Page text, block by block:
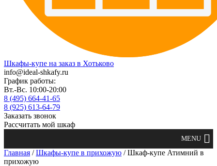
Шкафы-купе на заказ в Хотьково
info@ideal-shkafy.ru
График работы:
Вт.-Вс. 10:00-20:00
8 (495) 664-41-65
8 (925) 613-64-79
Заказать звонок
Рассчитать мой шкаф
Главная /Шкафы-купе в прихожую / Шкаф-купе Атимний в
прихожую